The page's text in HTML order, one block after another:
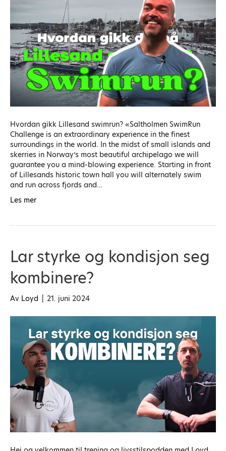
Hvordan gikk Lillesand swimrun? «Saltholmen SwimRun
Challenge is an extraordinary experience in the finest
surroundings in the world. In the midst of small islands and
skerries in Norway’s most beautiful archipelago we will
guarantee you a mind-blowing experience. Starting in front
of Lillesands historic town hall you will alternately swim
and run across fjords and…
Les mer
Lar styrke og kondisjon seg
kombinere?
Av Loyd 21. juni 2024